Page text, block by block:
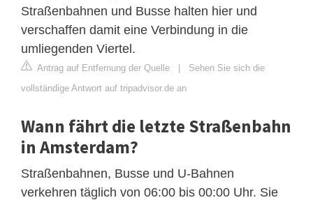
Straßenbahnen und Busse halten hier und
verschaffen damit eine Verbindung in die
umliegenden Viertel.
Antrag auf Entfernung der Quelle | Sehen Sie sich die
vollständige Antwort auf tripadvisor.de an
Wann fährt die letzte Straßenbahn
in Amsterdam?
Straßenbahnen, Busse und U-Bahnen
verkehren täglich von 06:00 bis 00:00 Uhr. Sie